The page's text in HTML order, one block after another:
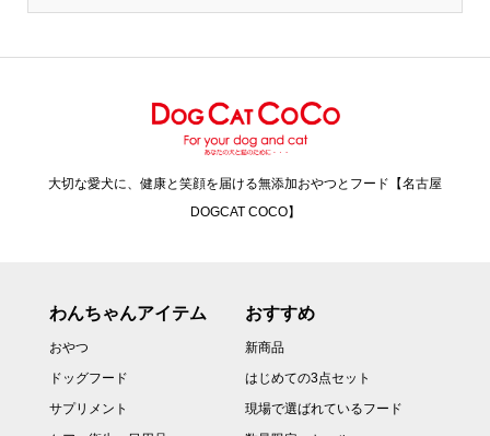
大切な愛犬に、健康と笑顔を届ける無添加おやつとフード【名古屋
DOGCAT COCO】
わんちゃんアイテム
おやつ
ドッグフード
サプリメント
おすすめ
新商品
はじめての3点セット
現場で選ばれているフード